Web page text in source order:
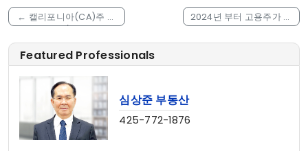
← 캘리포니아(CA)주 주
정부 전기차/친환경 자동
차 (EV & Clean
Vehicle) 혜택
2024년 부터 고용주가 후
원하는 연금계좌에 대한
catch-up contribution
이 생깁니다.→
Featured Professionals
심상준 부동산
425-772-1876